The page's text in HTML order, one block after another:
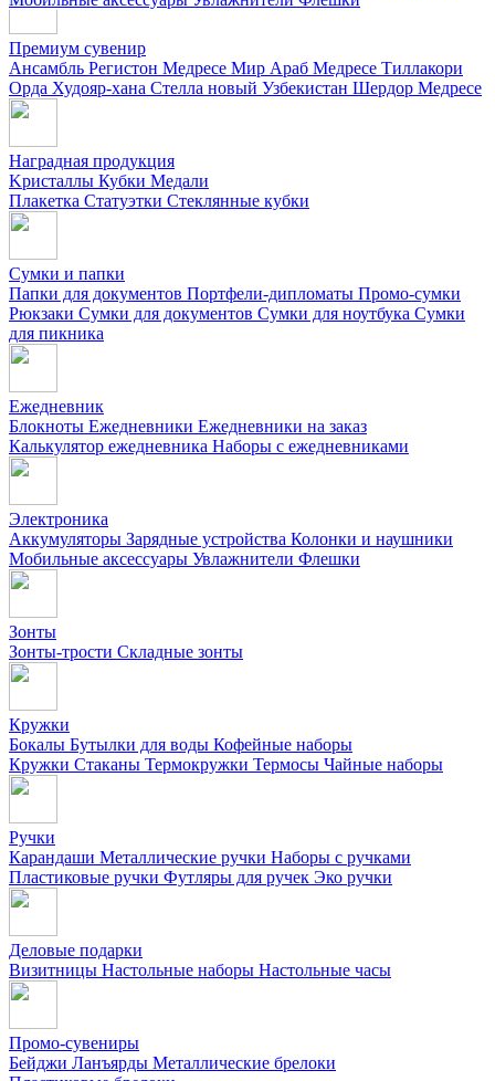
Премиум сувенир
Ансамбль Регистон Медресе Мир Араб Медресе Тиллакори
Орда Худояр-хана Стелла новый Узбекистан Шердор Медресе
Наградная продукция
Kристаллы Кубки Медали
Плакетка Статуэтки Стеклянные кубки
Сумки и папки
Папки для документов Портфели-дипломаты Промо-сумки
Рюкзаки Сумки для документов Сумки для ноутбука Сумки
для пикника
Ежедневник
Блокноты Ежедневники Ежедневники на заказ
Калькулятор ежедневника Наборы с ежедневниками
Электроника
Аккумуляторы Зарядные устройства Колонки и наушники
Мобильные аксессуары Увлажнители Флешки
Зонты
Зонты-трости Складные зонты
Кружки
Бокалы Бутылки для воды Кофейные наборы
Кружки Стаканы Термокружки Термосы Чайные наборы
Ручки
Карандаши Металлические ручки Наборы с ручками
Пластиковые ручки Футляры для ручек Эко ручки
Деловые подарки
Визитницы Настольные наборы Настольные часы
Промо-сувениры
Бейджи Ланъярды Металлические брелоки